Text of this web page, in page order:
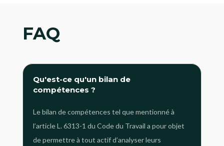
FAQ
Qu'est-ce qu'un bilan de
compétences ?
Le bilan de compétences tel que mentionné à
l’article L. 6313-1 du Code du Travail a pour objet
de permettre à tout actif d’analyser leurs